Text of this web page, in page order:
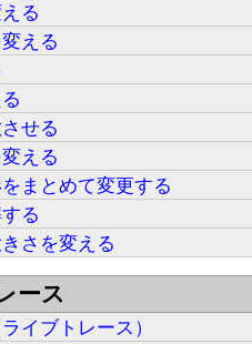
る
える
せる
える
まとめて変更する
る
さを変える
ース
イブトレース）